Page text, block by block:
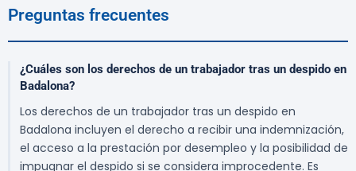
Preguntas frecuentes
¿Cuáles son los derechos de un trabajador tras un despido en
Badalona?
Los derechos de un trabajador tras un despido en
Badalona incluyen el derecho a recibir una indemnización,
el acceso a la prestación por desempleo y la posibilidad de
impugnar el despido si se considera improcedente. Es